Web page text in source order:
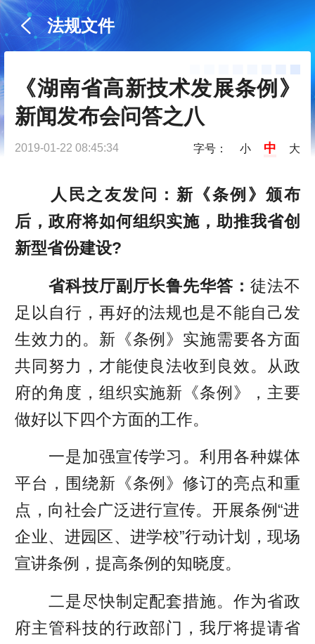
法规文件
《湖南省高新技术发展条例》
新闻发布会问答之八
2019-01-22 08:45:34 字号： 小 中 大
人民之友发问：新《条例》颁布
后，政府将如何组织实施，助推我省创
新型省份建设?
省科技厅副厅长鲁先华答： 徒法不
足以自行，再好的法规也是不能自己发
生效力的。新《条例》实施需要各方面
共同努力，才能使良法收到良效。从政
府的角度，组织实施新《条例》，主要
做好以下四个方面的工作。
一是加强宣传学习。利用各种媒体
平台，围绕新《条例》修订的亮点和重
点，向社会广泛进行宣传。开展条例“进
企业、进园区、进学校”行动计划，现场
宣讲条例，提高条例的知晓度。
二是尽快制定配套措施。作为省政
府主管科技的行政部门，我厅将提请省